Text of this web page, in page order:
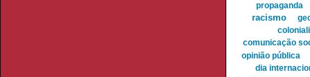
propaganda
racismo
comunicação
opinião pública
dia